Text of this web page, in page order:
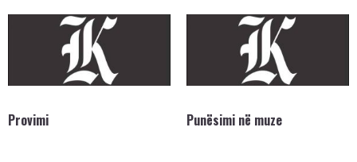
Provimi Punësimi në muze